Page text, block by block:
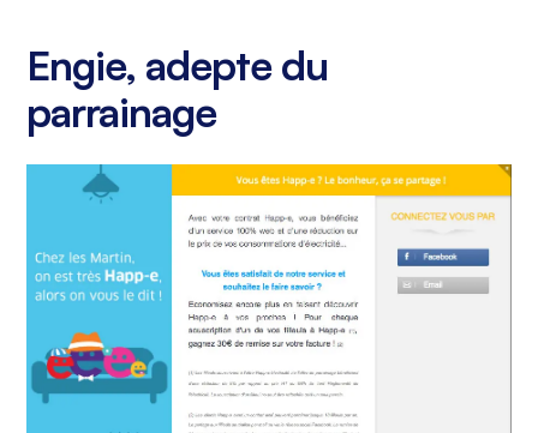
Engie, adepte du
parrainage